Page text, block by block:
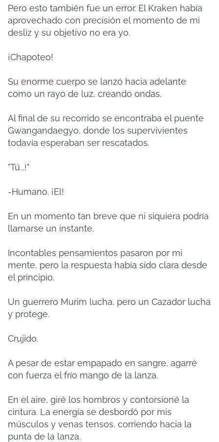
Pero esto también fue un error. El Kraken había
aprovechado con precisión el momento de mi
desliz y su objetivo no era yo.
¡Chapoteo!
Su enorme cuerpo se lanzó hacia adelante
como un rayo de luz, creando ondas.
Al final de su recorrido se encontraba el puente
Gwangandaegyo, donde los supervivientes
todavía esperaban ser rescatados.
"Tú...!"
-Humano. ¡El!
En un momento tan breve que ni siquiera podría
llamarse un instante.
Incontables pensamientos pasaron por mi
mente, pero la respuesta había sido clara desde
el principio.
Un guerrero Murim lucha, pero un Cazador lucha
y protege.
Crujido.
A pesar de estar empapado en sangre, agarré
con fuerza el frío mango de la lanza.
En el aire, giré los hombros y contorsioné la
cintura. La energía se desbordó por mis
músculos y venas tensos, corriendo hacia la
punta de la lanza.